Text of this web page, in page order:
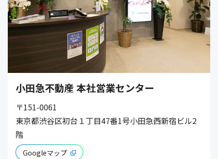
小田急不動産 本社営業センター
〒151-0061
東京都渋谷区初台１丁目47番1号小田急西新宿ビル2
階
Googleマップ